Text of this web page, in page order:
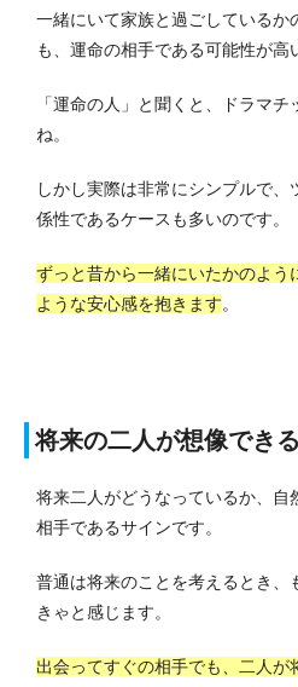
一緒にいて家族と過ごしているか
も、運命の相手である可能性が高
「運命の人」と聞くと、ドラマ
ね。
しかし実際は非常にシンプルで
係性であるケースも多いのです。
ずっと昔から一緒にいたかのよう
ような安心感を抱きます。
将来の二人が想像できる
将来二人がどうなっているか、自
相手であるサインです。
普通は将来のことを考えるとき、
きゃと感じます。
出会ってすぐの相手でも、二人が